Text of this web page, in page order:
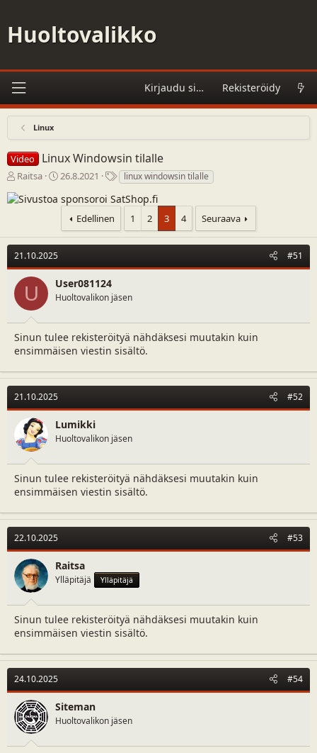
Huoltovalikko
Kirjaudu sisään Rekisteröidy
Linux
Video Linux Windowsin tilalle
V
e
i
k
e
u
l
o
t
t
a
Raitsa
A
o
u
p
ä
i
v
ä
ä
ä
26.8.2021
A
s
i
a
a
linux windowsin tilalle
Edellinen 1 2 3 4 Seuraava
21.10.2025 #51
U User081124
Huoltovalikon jäsen
Sinun tulee rekisteröityä nähdäksesi muutakin kuin
ensimmäisen viestin sisältö.
21.10.2025 #52
Lumikki
Huoltovalikon jäsen
Sinun tulee rekisteröityä nähdäksesi muutakin kuin
ensimmäisen viestin sisältö.
22.10.2025 #53
Raitsa
Ylläpitäjä Ylläpitäjä
Sinun tulee rekisteröityä nähdäksesi muutakin kuin
ensimmäisen viestin sisältö.
24.10.2025 #54
Siteman
Huoltovalikon jäsen